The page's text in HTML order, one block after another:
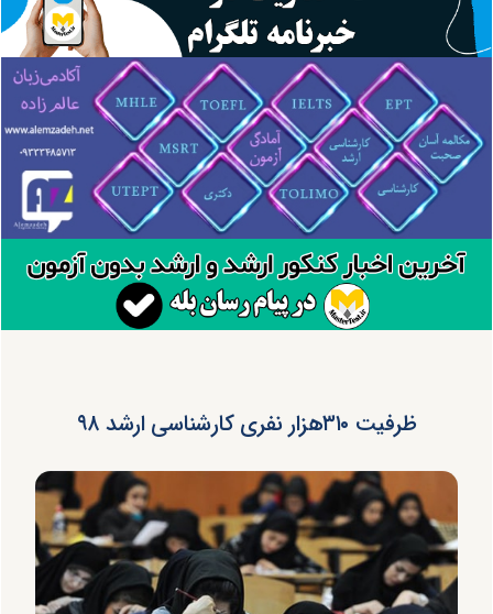
ظرفیت ۳۱۰هزار نفری کارشناسی ارشد ۹۸